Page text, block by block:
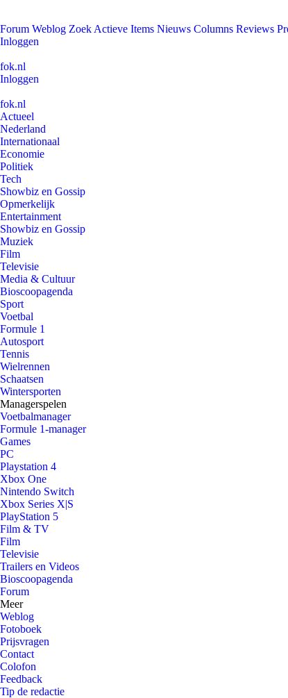
Forum Weblog Zoek Actieve Items Nieuws Columns Reviews
Inloggen
fok.nl
Inloggen
fok.nl
Actueel
Nederland
Internationaal
Economie
Politiek
Tech
Showbiz en Gossip
Opmerkelijk
Entertainment
Showbiz en Gossip
Muziek
Film
Televisie
Media & Cultuur
Bioscoopagenda
Sport
Voetbal
Formule 1
Autosport
Tennis
Wielrennen
Schaatsen
Wintersporten
Managerspelen
Voetbalmanager
Formule 1-manager
Games
PC
Playstation 4
Xbox One
Nintendo Switch
Xbox Series X|S
PlayStation 5
Film & TV
Film
Televisie
Trailers en Videos
Bioscoopagenda
Forum
Meer
Weblog
Fotoboek
Prijsvragen
Contact
Colofon
Feedback
Tip de redactie